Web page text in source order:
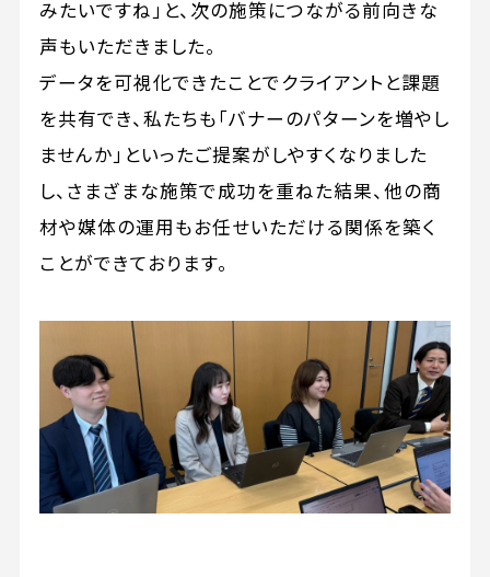
みたいですね」と、次の施策につながる前向きな
声もいただきました。
データを可視化できたことでクライアントと課題
を共有でき、私たちも「バナーのパターンを増やし
ませんか」といったご提案がしやすくなりました
し、さまざまな施策で成功を重ねた結果、他の商
材や媒体の運用もお任せいただける関係を築く
ことができております。